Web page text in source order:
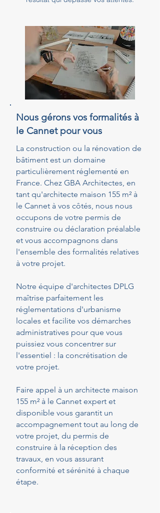
Nous gérons vos formalités à
le Cannet pour vous
La construction ou la rénovation de
bâtiment est un domaine
particulièrement réglementé en
France. Chez GBA Architectes, en
tant qu'architecte maison 155 m² à
le Cannet à vos côtés, nous nous
occupons de votre permis de
construire ou déclaration préalable
et vous accompagnons dans
l'ensemble des formalités relatives
à votre projet.
Notre équipe d'architectes DPLG
maîtrise parfaitement les
réglementations d'urbanisme
locales et facilite vos démarches
administratives pour que vous
puissiez vous concentrer sur
l'essentiel : la concrétisation de
votre projet.
Faire appel à un architecte maison
155 m² à le Cannet expert et
disponible vous garantit un
accompagnement tout au long de
votre projet, du permis de
construire à la réception des
travaux, en vous assurant
conformité et sérénité à chaque
étape.